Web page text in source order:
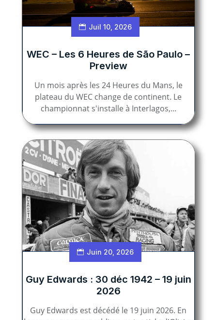
Juil 10, 2026
WEC – Les 6 Heures de São Paulo –
Preview
Un mois après les 24 Heures du Mans, le
plateau du WEC change de continent. Le
championnat s'installe à Interlagos,...
Juin 20, 2026
Guy Edwards : 30 déc 1942 – 19 juin
2026
Guy Edwards est décédé le 19 juin 2026. En